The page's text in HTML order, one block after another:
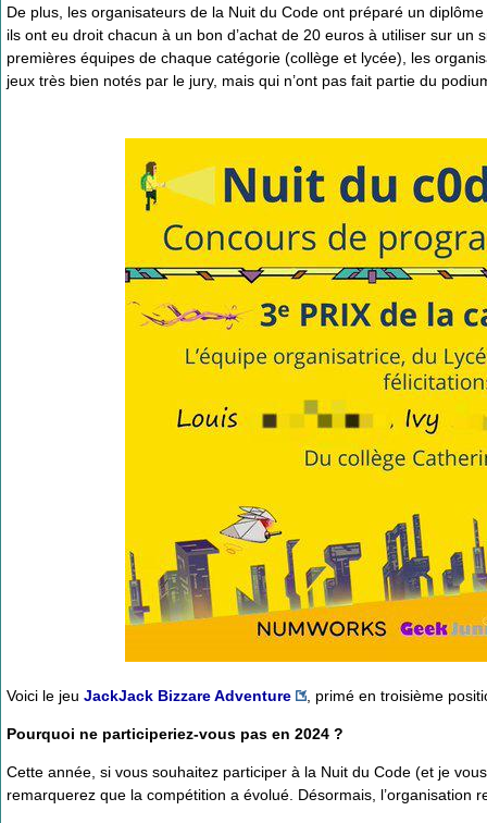
De plus, les organisateurs de la Nuit du Code ont préparé un
ils ont eu droit chacun à un bon d’achat de 20 euros à utiliser sur
premières équipes de chaque catégorie (collège et lycée), les
jeux très bien notés par le jury, mais qui n’ont pas fait partie du
Voici le jeu JackJack Bizzare Adventure , primé en troisième
Pourquoi ne participeriez-vous pas en 2024 ?
Cette année, si vous souhaitez participer à la Nuit du Code (et je
remarquerez que la compétition a évolué. Désormais, l’organisation